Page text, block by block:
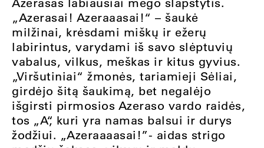
„Azerasai! Azeraaasai!“ – šaukė
milžinai, krėsdami miškų ir ežerų
labirintus, varydami iš savo slėptuvių
vabalus, vilkus, meškas ir kitus gyvius.
„Viršutiniai“ žmonės, tariamieji Sėliai,
girdėjo šitą šaukimą, bet negalėjo
išgirsti pirmosios Azeraso vardo raidės,
tos „A“, kuri yra namas balsui ir durys
žodžiui. „Azeraaaasai!”- aidas strigo